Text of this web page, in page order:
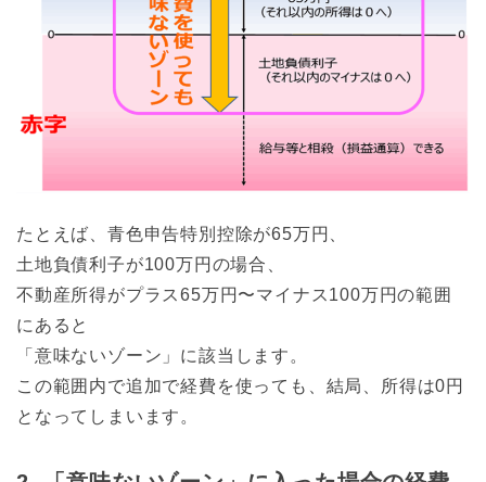
たとえば、青色申告特別控除が65万円、
土地負債利子が100万円の場合、
不動産所得がプラス65万円〜マイナス100万円の範囲
にあると
「意味ないゾーン」に該当します。
この範囲内で追加で経費を使っても、結局、所得は0円
となってしまいます。